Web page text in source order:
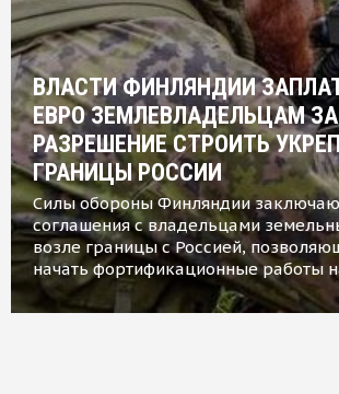
ВЛАСТИ ФИНЛЯНДИИ
ЕВРО ЗЕМЛЕВЛАДЕЛЬЦАМ ЗА
РАЗРЕШЕНИЕ СТРОИТЬ
ГРАНИЦЫ РОССИИ
Силы обороны Финляндии
соглашения с владельцами
возле границы с Россией,
начать фортификационные работы